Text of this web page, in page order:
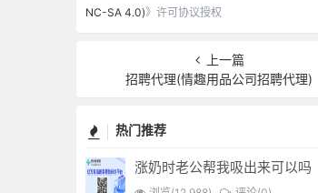
NC-SA 4.0)》许可协议授权
上一篇
招聘代理(情趣用品公司招聘代理)
热门推荐
涨奶时老公帮我吸出来可以吗